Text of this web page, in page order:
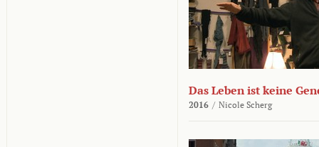
Das Leben ist keine
2016 / Nicole Scherg